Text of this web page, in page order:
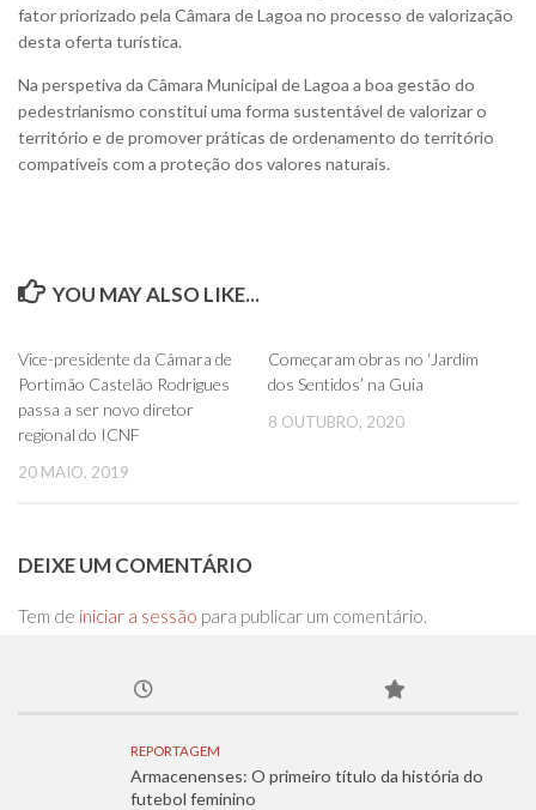
fator priorizado pela Câmara de Lagoa no processo de valorização
desta oferta turística.
Na perspetiva da Câmara Municipal de Lagoa a boa gestão do
pedestrianismo constitui uma forma sustentável de valorizar o
território e de promover práticas de ordenamento do território
compatíveis com a proteção dos valores naturais.
YOU MAY ALSO LIKE...
Vice-presidente da Câmara de
Portimão Castelão Rodrigues
passa a ser novo diretor
regional do ICNF
20 MAIO, 2019
Começaram obras no ‘Jardim
dos Sentidos’ na Guia
8 OUTUBRO, 2020
DEIXE UM COMENTÁRIO
Tem de iniciar a sessão para publicar um comentário.
REPORTAGEM
Armacenenses: O primeiro título da história do
futebol feminino